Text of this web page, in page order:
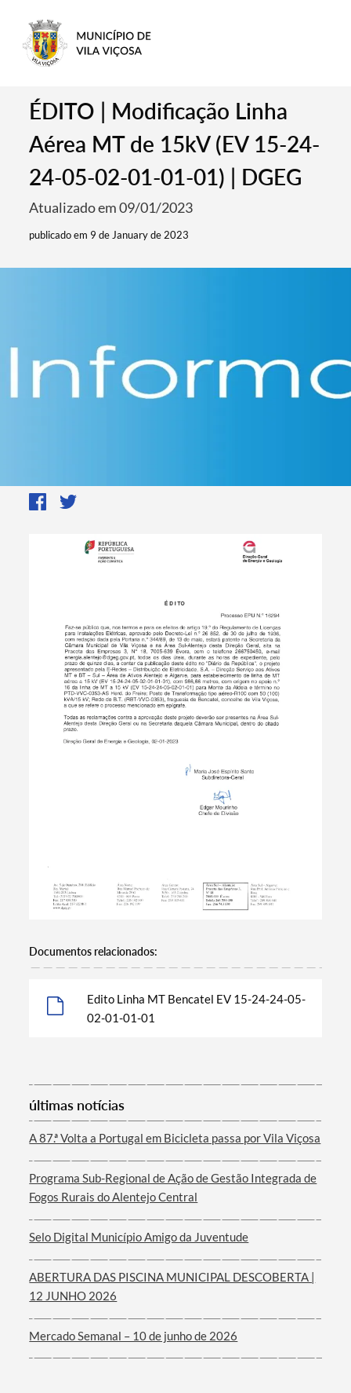
Filtros
ÉDITO | Modificação Linha
Aérea MT de 15kV (EV 15-24-
24-05-02-01-01-01) | DGEG
Atualizado em 09/01/2023
publicado em 9 de January de 2023
Documentos relacionados:
Edito Linha MT Bencatel EV 15-24-24-05-
02-01-01-01
últimas notícias
A 87.ª Volta a Portugal em Bicicleta passa por Vila Viçosa
Programa Sub-Regional de Ação de Gestão Integrada de
Fogos Rurais do Alentejo Central
Selo Digital Município Amigo da Juventude
ABERTURA DAS PISCINA MUNICIPAL DESCOBERTA |
12 JUNHO 2026
Mercado Semanal – 10 de junho de 2026